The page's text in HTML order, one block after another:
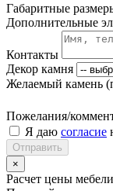
Габаритные
Дополнительные
Контакты
Декор камня
Желаемый камень
Пожелания/
Я даю согласие
Отправить
×
Расчет цены мебели